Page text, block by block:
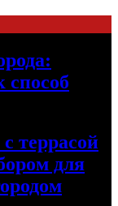
способ
террасой
для